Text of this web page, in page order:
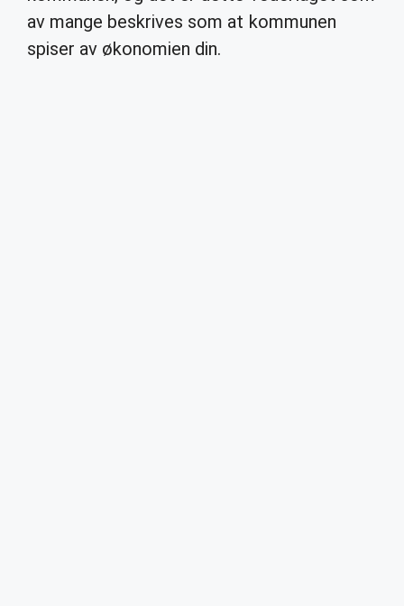
av mange beskrives som at kommunen
spiser av økonomien din.